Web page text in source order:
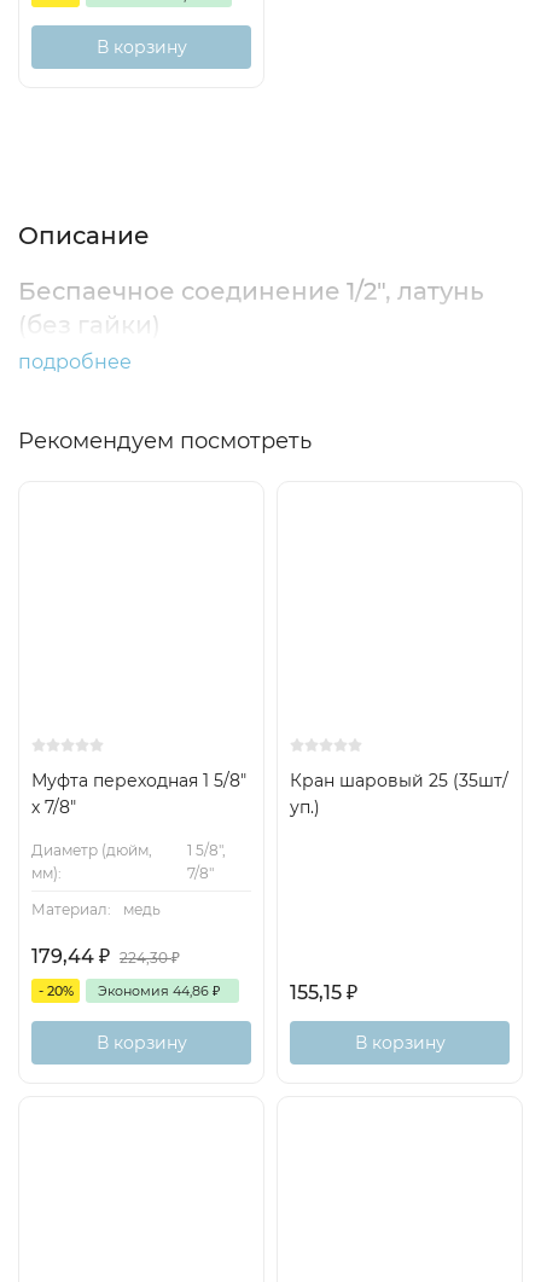
В корзину
Описание
Беспаечное соединение 1/2", латунь
(без гайки)
подробнее
Рекомендуем посмотреть
Муфта переходная 1 5/8"
х 7/8"
Диаметр (дюйм,
мм):
1 5/8",
7/8"
Материал:
медь
179,44 ₽ 224,30₽
- 20% Экономия 44,86 ₽
В корзину
Кран шаровый 25 (35шт/
уп.)
155,15 ₽
В корзину